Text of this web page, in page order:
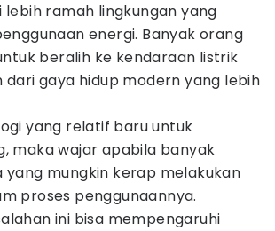
lebih ramah lingkungan yang
energi. Banyak orang
beralih ke kendaraan listrik
dari gaya hidup modern yang lebih
yang relatif baru untuk
maka wajar apabila banyak
yang mungkin kerap melakukan
proses penggunaannya.
ini bisa mempengaruhi